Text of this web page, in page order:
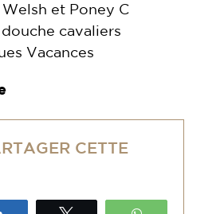
et Poney C
cavaliers
Vacances
CETTE